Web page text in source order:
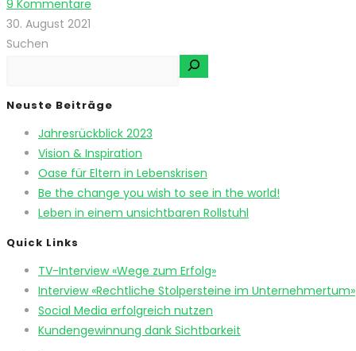
9 Kommentare
30. August 2021
Suchen
Neuste Beiträge
Jahresrückblick 2023
Vision & Inspiration
Oase für Eltern in Lebenskrisen
Be the change you wish to see in the world!
Leben in einem unsichtbaren Rollstuhl
Quick Links
TV-Interview «Wege zum Erfolg»
Interview «Rechtliche Stolpersteine im Unternehmertum»
Social Media erfolgreich nutzen
Kundengewinnung dank Sichtbarkeit